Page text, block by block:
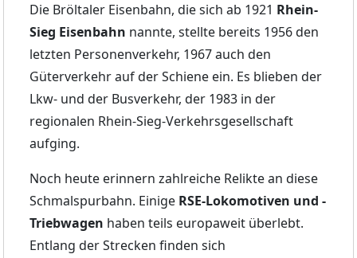
Die Bröltaler Eisenbahn, die sich ab 1921 Rhein-
Sieg Eisenbahn nannte, stellte bereits 1956 den
letzten Personenverkehr, 1967 auch den
Güterverkehr auf der Schiene ein. Es blieben der
Lkw- und der Busverkehr, der 1983 in der
regionalen Rhein-Sieg-Verkehrsgesellschaft
aufging.
Noch heute erinnern zahlreiche Relikte an diese
Schmalspurbahn. Einige RSE-Lokomotiven und -
Triebwagen haben teils europaweit überlebt.
Entlang der Strecken finden sich